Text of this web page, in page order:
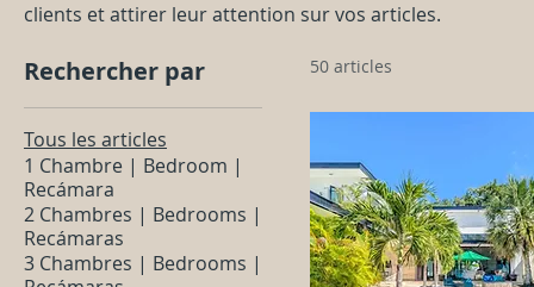
clients et attirer leur attention sur vos articles.
Rechercher par
Tous les articles
1 Chambre | Bedroom |
Recámara
2 Chambres | Bedrooms |
Recámaras
3 Chambres | Bedrooms |
50 articles